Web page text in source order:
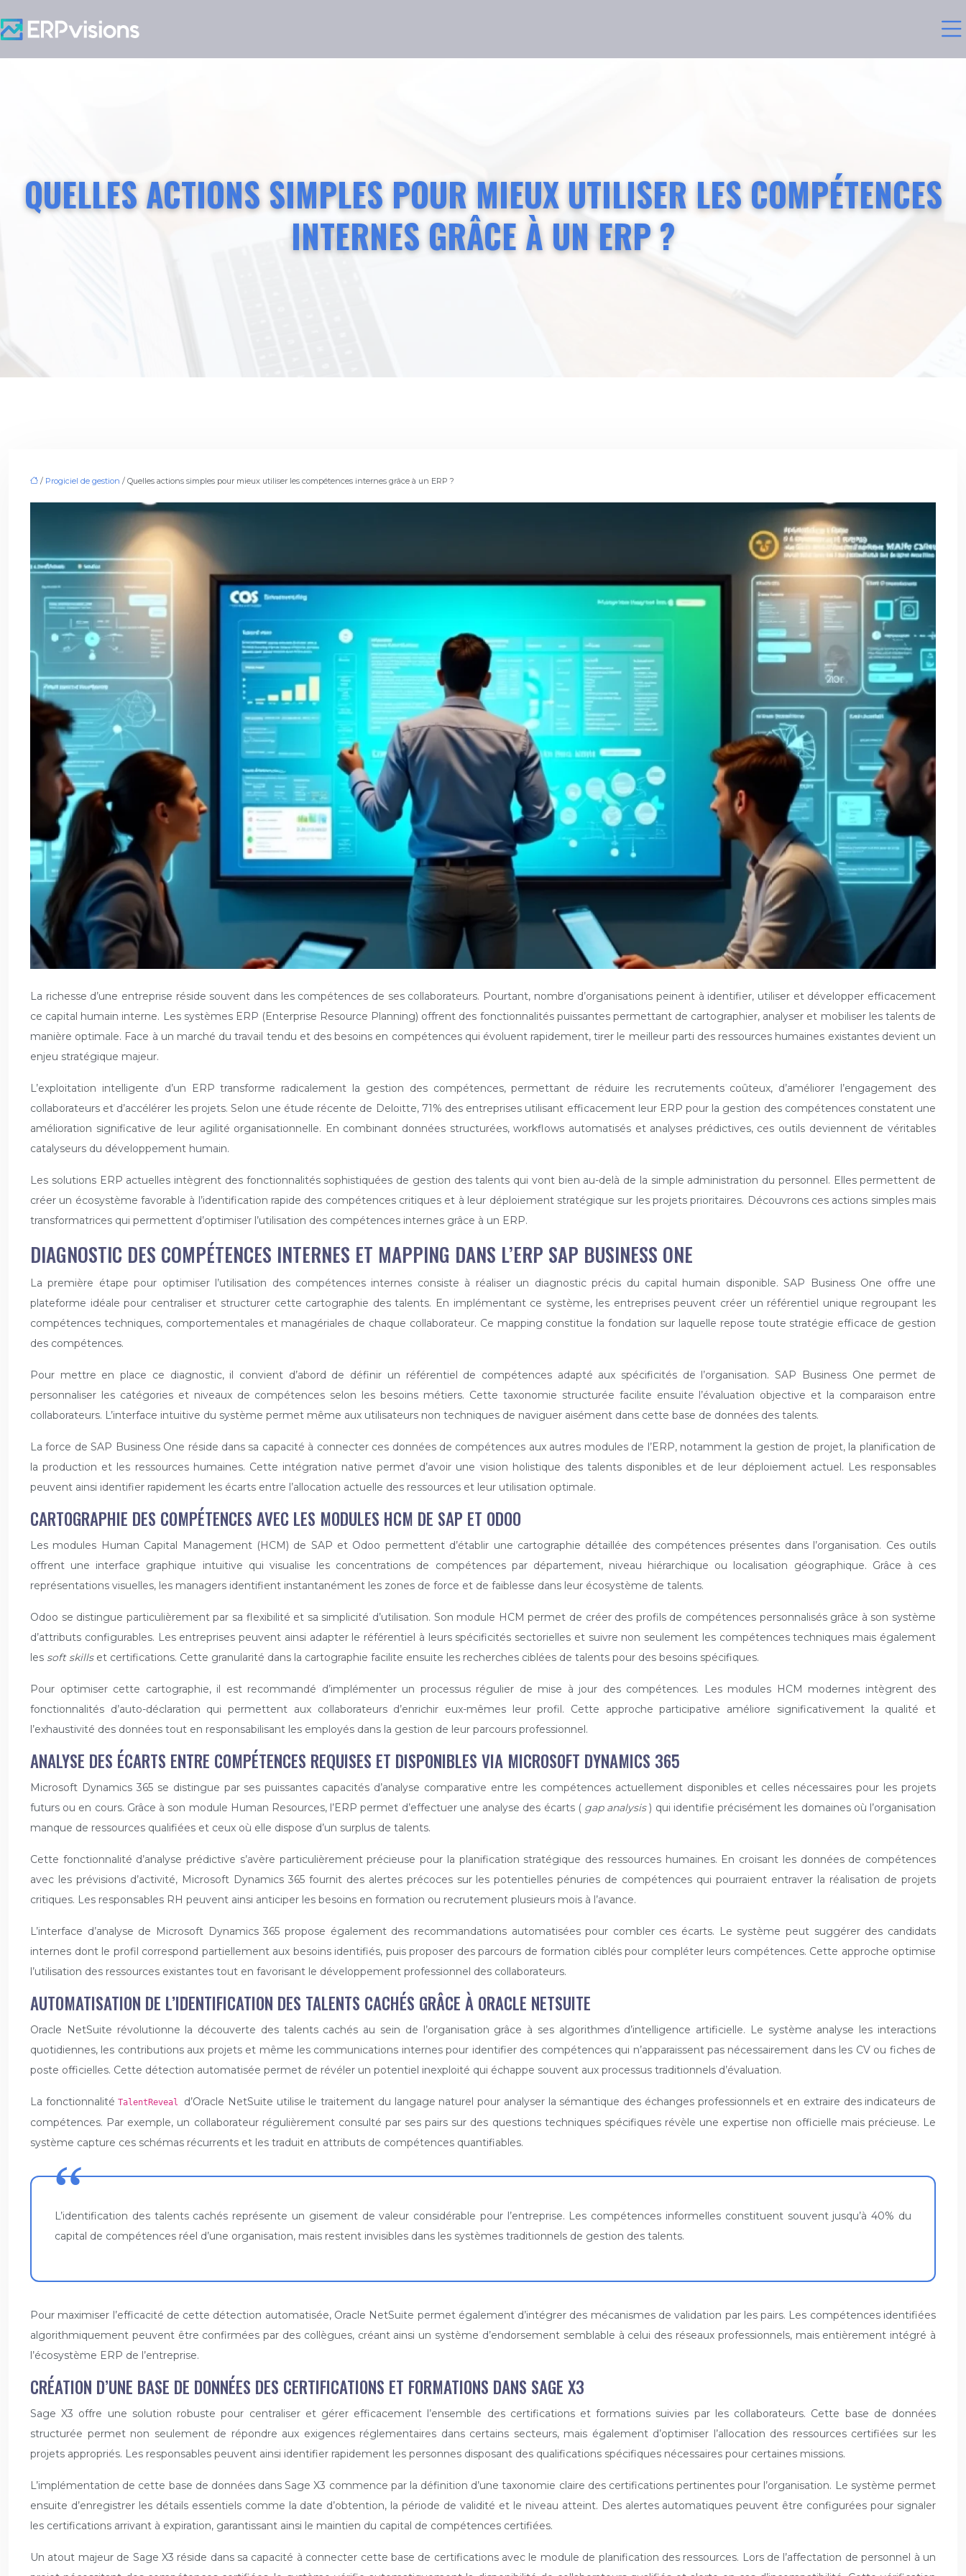
QUELLES ACTIONS SIMPLES POUR MIEUX UTILISER LES COMPÉTENCES
INTERNES GRÂCE À UN ERP ?
/ Progiciel de gestion / Quelles actions simples pour mieux utiliser les compétences internes grâce à un ERP ?
La richesse d’une entreprise réside souvent dans les compétences de ses collaborateurs. Pourtant, nombre d’organisations peinent à identifier, utiliser et développer efficacement
ce capital humain interne. Les systèmes ERP (Enterprise Resource Planning) offrent des fonctionnalités puissantes permettant de cartographier, analyser et mobiliser les talents de
manière optimale. Face à un marché du travail tendu et des besoins en compétences qui évoluent rapidement, tirer le meilleur parti des ressources humaines existantes devient un
enjeu stratégique majeur.
L’exploitation intelligente d’un ERP transforme radicalement la gestion des compétences, permettant de réduire les recrutements coûteux, d’améliorer l’engagement des
collaborateurs et d’accélérer les projets. Selon une étude récente de Deloitte, 71% des entreprises utilisant efficacement leur ERP pour la gestion des compétences constatent une
amélioration significative de leur agilité organisationnelle. En combinant données structurées, workflows automatisés et analyses prédictives, ces outils deviennent de véritables
catalyseurs du développement humain.
Les solutions ERP actuelles intègrent des fonctionnalités sophistiquées de gestion des talents qui vont bien au-delà de la simple administration du personnel. Elles permettent de
créer un écosystème favorable à l’identification rapide des compétences critiques et à leur déploiement stratégique sur les projets prioritaires. Découvrons ces actions simples mais
transformatrices qui permettent d’optimiser l’utilisation des compétences internes grâce à un ERP.
DIAGNOSTIC DES COMPÉTENCES INTERNES ET MAPPING DANS L’ERP SAP BUSINESS ONE
La première étape pour optimiser l’utilisation des compétences internes consiste à réaliser un diagnostic précis du capital humain disponible. SAP Business One offre une
plateforme idéale pour centraliser et structurer cette cartographie des talents. En implémentant ce système, les entreprises peuvent créer un référentiel unique regroupant les
compétences techniques, comportementales et managériales de chaque collaborateur. Ce mapping constitue la fondation sur laquelle repose toute stratégie efficace de gestion
des compétences.
Pour mettre en place ce diagnostic, il convient d’abord de définir un référentiel de compétences adapté aux spécificités de l’organisation. SAP Business One permet de
personnaliser les catégories et niveaux de compétences selon les besoins métiers. Cette taxonomie structurée facilite ensuite l’évaluation objective et la comparaison entre
collaborateurs. L’interface intuitive du système permet même aux utilisateurs non techniques de naviguer aisément dans cette base de données des talents.
La force de SAP Business One réside dans sa capacité à connecter ces données de compétences aux autres modules de l’ERP, notamment la gestion de projet, la planification de
la production et les ressources humaines. Cette intégration native permet d’avoir une vision holistique des talents disponibles et de leur déploiement actuel. Les responsables
peuvent ainsi identifier rapidement les écarts entre l’allocation actuelle des ressources et leur utilisation optimale.
CARTOGRAPHIE DES COMPÉTENCES AVEC LES MODULES HCM DE SAP ET ODOO
Les modules Human Capital Management (HCM) de SAP et Odoo permettent d’établir une cartographie détaillée des compétences présentes dans l’organisation. Ces outils
offrent une interface graphique intuitive qui visualise les concentrations de compétences par département, niveau hiérarchique ou localisation géographique. Grâce à ces
représentations visuelles, les managers identifient instantanément les zones de force et de faiblesse dans leur écosystème de talents.
Odoo se distingue particulièrement par sa flexibilité et sa simplicité d’utilisation. Son module HCM permet de créer des profils de compétences personnalisés grâce à son système
d’attributs configurables. Les entreprises peuvent ainsi adapter le référentiel à leurs spécificités sectorielles et suivre non seulement les compétences techniques mais également
les soft skills et certifications. Cette granularité dans la cartographie facilite ensuite les recherches ciblées de talents pour des besoins spécifiques.
Pour optimiser cette cartographie, il est recommandé d’implémenter un processus régulier de mise à jour des compétences. Les modules HCM modernes intègrent des
fonctionnalités d’auto-déclaration qui permettent aux collaborateurs d’enrichir eux-mêmes leur profil. Cette approche participative améliore significativement la qualité et
l’exhaustivité des données tout en responsabilisant les employés dans la gestion de leur parcours professionnel.
ANALYSE DES ÉCARTS ENTRE COMPÉTENCES REQUISES ET DISPONIBLES VIA MICROSOFT DYNAMICS 365
Microsoft Dynamics 365 se distingue par ses puissantes capacités d’analyse comparative entre les compétences actuellement disponibles et celles nécessaires pour les projets
futurs ou en cours. Grâce à son module Human Resources, l’ERP permet d’effectuer une analyse des écarts ( gap analysis) qui identifie précisément les domaines où l’organisation
manque de ressources qualifiées et ceux où elle dispose d’un surplus de talents.
Cette fonctionnalité d’analyse prédictive s’avère particulièrement précieuse pour la planification stratégique des ressources humaines. En croisant les données de compétences
avec les prévisions d’activité, Microsoft Dynamics 365 fournit des alertes précoces sur les potentielles pénuries de compétences qui pourraient entraver la réalisation de projets
critiques. Les responsables RH peuvent ainsi anticiper les besoins en formation ou recrutement plusieurs mois à l’avance.
L’interface d’analyse de Microsoft Dynamics 365 propose également des recommandations automatisées pour combler ces écarts. Le système peut suggérer des candidats
internes dont le profil correspond partiellement aux besoins identifiés, puis proposer des parcours de formation ciblés pour compléter leurs compétences. Cette approche optimise
l’utilisation des ressources existantes tout en favorisant le développement professionnel des collaborateurs.
AUTOMATISATION DE L’IDENTIFICATION DES TALENTS CACHÉS GRÂCE À ORACLE NETSUITE
Oracle NetSuite révolutionne la découverte des talents cachés au sein de l’organisation grâce à ses algorithmes d’intelligence artificielle. Le système analyse les interactions
quotidiennes, les contributions aux projets et même les communications internes pour identifier des compétences qui n’apparaissent pas nécessairement dans les CV ou fiches de
poste officielles. Cette détection automatisée permet de révéler un potentiel inexploité qui échappe souvent aux processus traditionnels d’évaluation.
La fonctionnalitéTalentReveal d’Oracle NetSuite utilise le traitement du langage naturel pour analyser la sémantique des échanges professionnels et en extraire des indicateurs de
compétences. Par exemple, un collaborateur régulièrement consulté par ses pairs sur des questions techniques spécifiques révèle une expertise non officielle mais précieuse. Le
système capture ces schémas récurrents et les traduit en attributs de compétences quantifiables.
L’identification des talents cachés représente un gisement de valeur considérable pour l’entreprise. Les compétences informelles constituent souvent jusqu’à 40% du
capital de compétences réel d’une organisation, mais restent invisibles dans les systèmes traditionnels de gestion des talents.
Pour maximiser l’efficacité de cette détection automatisée, Oracle NetSuite permet également d’intégrer des mécanismes de validation par les pairs. Les compétences identifiées
algorithmiquement peuvent être confirmées par des collègues, créant ainsi un système d’endorsement semblable à celui des réseaux professionnels, mais entièrement intégré à
l’écosystème ERP de l’entreprise.
CRÉATION D’UNE BASE DE DONNÉES DES CERTIFICATIONS ET FORMATIONS DANS SAGE X3
Sage X3 offre une solution robuste pour centraliser et gérer efficacement l’ensemble des certifications et formations suivies par les collaborateurs. Cette base de données
structurée permet non seulement de répondre aux exigences réglementaires dans certains secteurs, mais également d’optimiser l’allocation des ressources certifiées sur les
projets appropriés. Les responsables peuvent ainsi identifier rapidement les personnes disposant des qualifications spécifiques nécessaires pour certaines missions.
L’implémentation de cette base de données dans Sage X3 commence par la définition d’une taxonomie claire des certifications pertinentes pour l’organisation. Le système permet
ensuite d’enregistrer les détails essentiels comme la date d’obtention, la période de validité et le niveau atteint. Des alertes automatiques peuvent être configurées pour signaler
les certifications arrivant à expiration, garantissant ainsi le maintien du capital de compétences certifiées.
Un atout majeur de Sage X3 réside dans sa capacité à connecter cette base de certifications avec le module de planification des ressources. Lors de l’affectation de personnel à un